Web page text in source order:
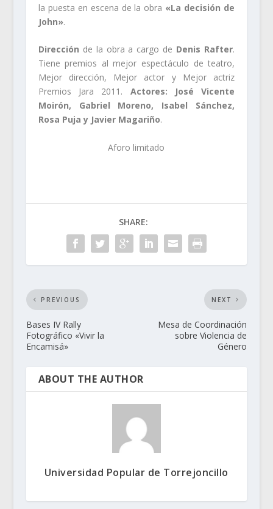
la puesta en escena de la obra «La decisión de
John».
Dirección de la obra a cargo de Denis Rafter.
Tiene premios al mejor espectáculo de teatro,
Mejor dirección, Mejor actor y Mejor actriz
Premios Jara 2011. Actores: José Vicente
Moirón, Gabriel Moreno, Isabel Sánchez,
Rosa Puja y Javier Magariño.
Aforo limitado
SHARE:
PREVIOUS
Bases IV Rally
Fotográfico «Vivir la
Encamisá»
NEXT
Mesa de Coordinación
sobre Violencia de
Género
ABOUT THE AUTHOR
Universidad Popular de Torrejoncillo